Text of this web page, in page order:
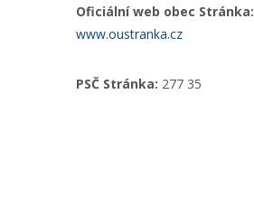
Oficiální web obec Stránka:
www.oustranka.cz
PSČ Stránka: 277 35